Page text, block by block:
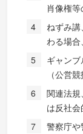
肖像権
ねずみ
わる場
ギャン
（公営
関連法
は反社
警察庁